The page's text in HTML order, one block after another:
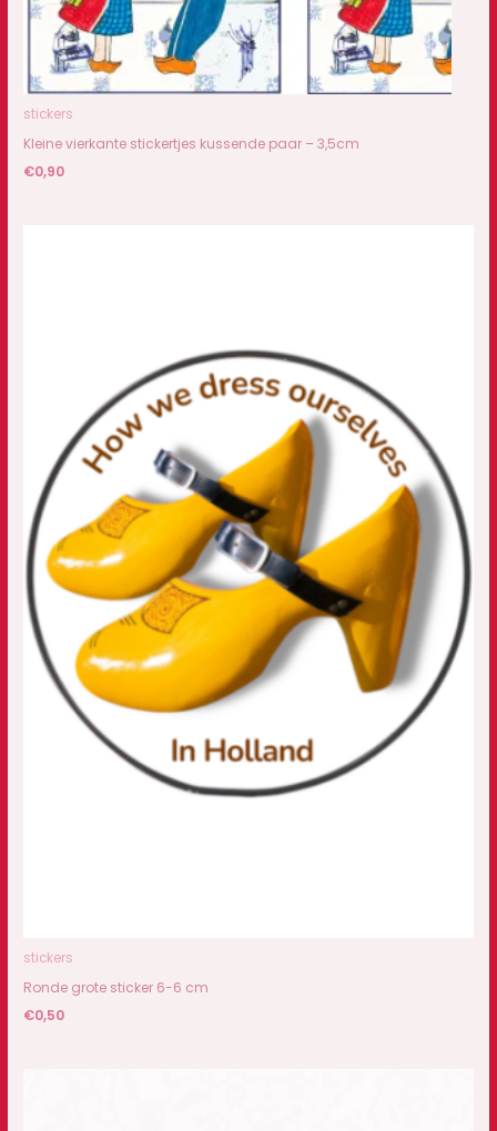
stickers
Kleine vierkante stickertjes kussende paar – 3,5cm
€0,90
stickers
Ronde grote sticker 6-6 cm
€0,50